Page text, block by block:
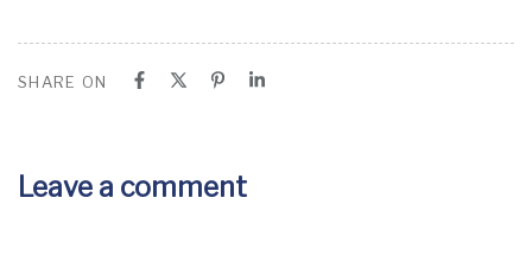
SHARE ON
Leave a comment